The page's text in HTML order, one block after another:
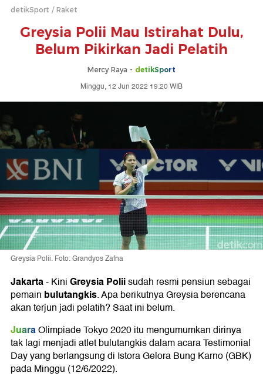
detikSport Raket
Greysia Polii Mau Istirahat Dulu,
Belum Pikirkan Jadi Pelatih
Mercy Raya - detikSport
Minggu, 12 Jun 2022 19:20 WIB
Greysia Polii. Foto: Grandyos Zafna
Jakarta-KiniGreysia Poliisudah resmi pensiun sebagai
pemain bulutangkis. Apa berikutnya Greysia berencana
akan terjun jadi pelatih? Saat ini belum.
JuaraOlimpiade Tokyo 2020 itu mengumumkan dirinya
tak lagi menjadi atlet bulutangkis dalam acara Testimonial
Day yang berlangsung di Istora Gelora Bung Karno (GBK)
pada Minggu (12/6/2022).